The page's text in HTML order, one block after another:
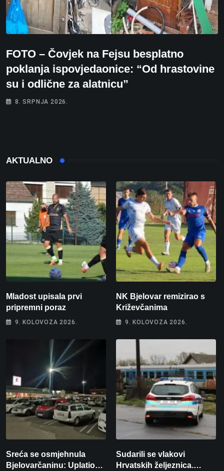
FOTO – Čovjek na Fejsu besplatno
poklanja ispovjedaonice: “Od hrastovine
su i odlične za alatnicu”
8. SRPNJA 2026.
AKTUALNO
Mladost upisala prvi
pripremni poraz
9. KOLOVOZA 2026.
NK Bjelovar remizirao s
Križevčanima
9. KOLOVOZA 2026.
Sreća se osmjehnula
Bjelovarčaninu: Uplatio
Sudarili se vlakovi
Hrvatskih željeznica.